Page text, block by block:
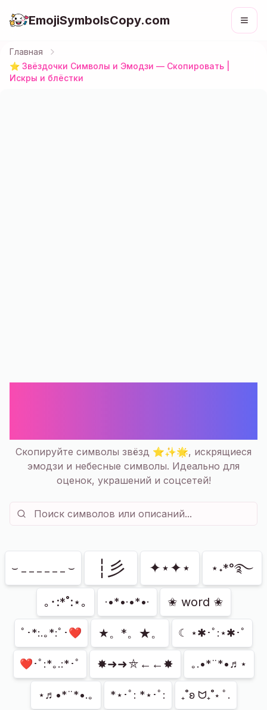
EmojiSymbolsCopy.com
Главная
⭐ Звёздочки Символы и Эмодзи — Скопировать |
Искры и блёстки
Скопируйте символы звёзд ⭐✨🌟, искрящиеся
эмодзи и небесные символы. Идеально для
оценок, украшений и соцсетей!
⌣ _ _ _ _ _ _ ⌣ ┆彡 ✦⋆✦⋆ ⋆˖*°࿐
｡･:*˚:⋆｡ ·•*•·•*•· ✬ word ✬
ﾟ･*:.｡*:ﾟ･❤ ★。*。★。 ☾ ⋆✱･ﾟ:⋆✱･ﾟ
❤･ﾟ:*｡.:*･ﾟ ✸➜➜⛤←←✸ ｡.•*¨*•♬⋆
⋆♬•*¨*•.｡ *⋆･ﾟ: *⋆･ﾟ: ₊˚ʚ ᗢ₊˚⋆ ﾟ.